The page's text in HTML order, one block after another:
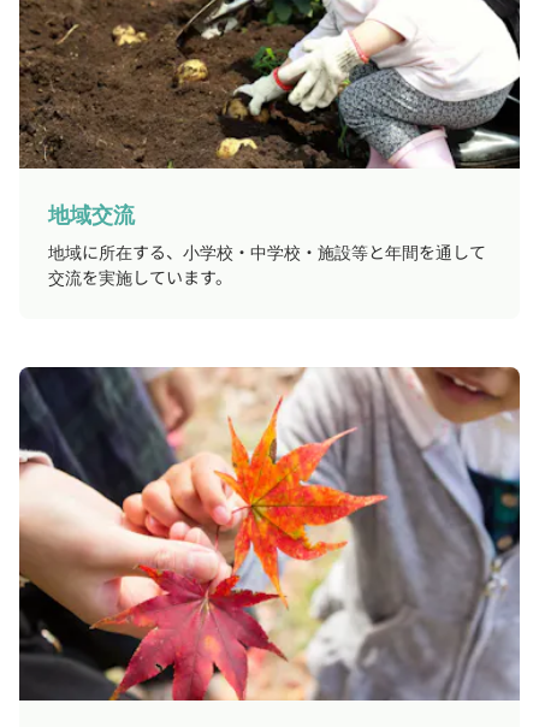
地域交流
地域に所在する、小学校・中学校・施設等と年間を通して
交流を実施しています。